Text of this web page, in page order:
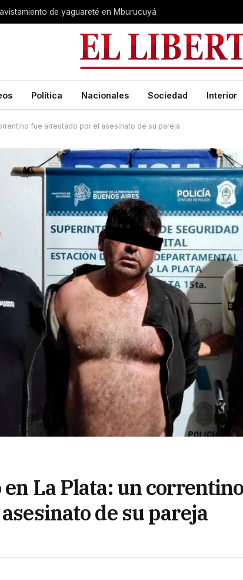
de yaguareté en Mburucuyá
Política Nacionales Sociedad Interior
fue arrestado por el asesinato de su pareja
La Plata: un
de su pareja